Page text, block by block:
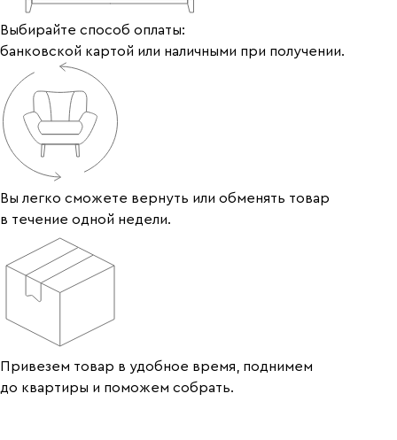
Выбирайте способ оплаты:
банковской картой или наличными при получении.
Вы легко сможете вернуть или обменять товар
в течение одной недели.
Привезем товар в удобное время, поднимем
до квартиры и поможем собрать.